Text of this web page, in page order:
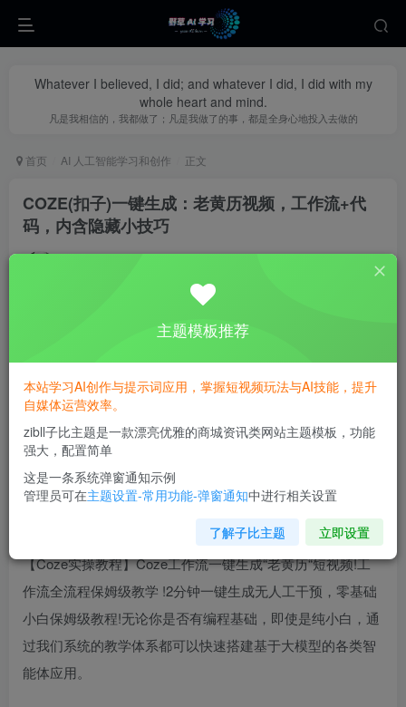
Whatever I believed, I did; and whatever I did, I did with my
whole heart and mind.
凡是我相信的，我都做了；凡是我做了的事，都是全身心地投入去做的
首页 AI 人工智能学习和创作 正文
COZE(扣子)一键生成：老黄历视频，工作流+代
码，内含隐藏小技巧
私信
【Coze实操教程】Coze工作流一键生成“老黄历“短视频!工
作流全流程保姆级教学 !2分钟一键生成无人工干预，零基础
小白保姆级教程!无论你是否有编程基础，即使是纯小白，通
过我们系统的教学体系都可以快速搭建基于大模型的各类智
能体应用。
主题模板推荐
本站学习AI创作与提示词应用，掌握短视频玩法与AI技能，提升
自媒体运营效率。
zibll子比主题是一款漂亮优雅的商城资讯类网站主题模板，功能
强大，配置简单
这是一条系统弹窗通知示例
管理员可在主题设置-常用功能-弹窗通知中进行相关设置
了解子比主题 立即设置